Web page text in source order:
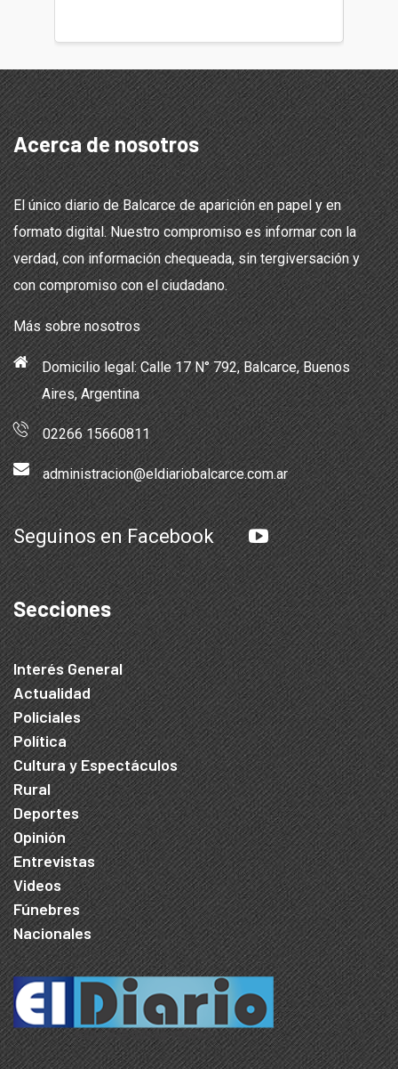
Acerca de nosotros
El único diario de Balcarce de aparición en papel y en
formato digital. Nuestro compromiso es informar con la
verdad, con información chequeada, sin tergiversación y
con compromiso con el ciudadano.
Más sobre nosotros
Domicilio legal: Calle 17 N° 792, Balcarce, Buenos
Aires, Argentina
02266 15660811
administracion@eldiariobalcarce.com.ar
Seguinos en Facebook
Secciones
Interés General
Actualidad
Policiales
Política
Cultura y Espectáculos
Rural
Deportes
Opinión
Entrevistas
Videos
Fúnebres
Nacionales